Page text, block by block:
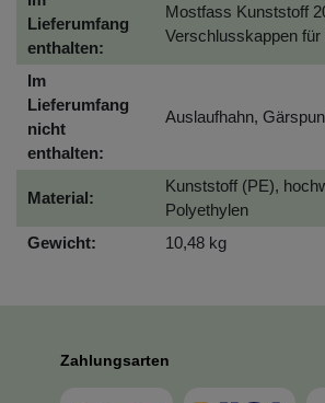
Lieferumfang
enthalten:
Mostfass Kunststoff
Verschlusskappen
Im
Lieferumfang
nicht
enthalten:
Auslaufhahn,
Material:
Kunststoff (PE),
Polyethylen
Gewicht:
10,48 kg
Zahlungsarten